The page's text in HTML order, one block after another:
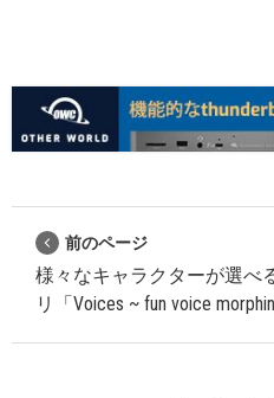
前のページ
様々なキャラクターが選べ
リ「Voices ~ fun voice